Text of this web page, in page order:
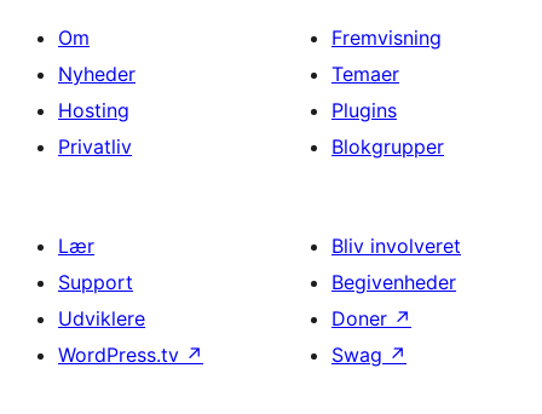
Om
Nyheder
Hosting
Privatliv
Fremvisning
Temaer
Plugins
Blokgrupper
Lær
Support
Udviklere
WordPress.tv ↗
Bliv involveret
Begivenheder
Doner ↗
Swag ↗